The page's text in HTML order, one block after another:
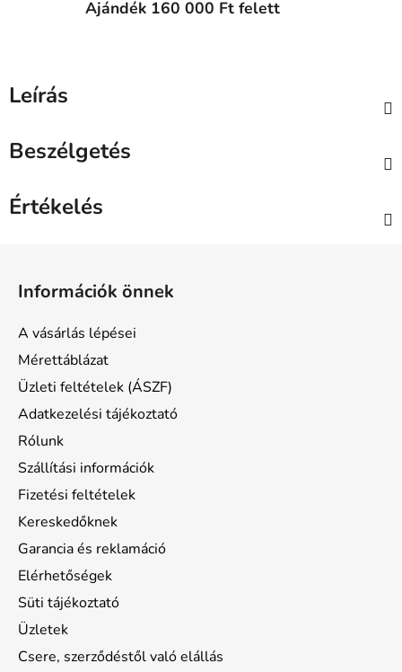
Ajándék 160 000 Ft felett
Leírás
Beszélgetés
Értékelés
Információk önnek
A vásárlás lépései
Mérettáblázat
Üzleti feltételek (ÁSZF)
Adatkezelési tájékoztató
Rólunk
Szállítási információk
Fizetési feltételek
Kereskedőknek
Garancia és reklamáció
Elérhetőségek
Süti tájékoztató
Üzletek
Csere, szerződéstől való elállás